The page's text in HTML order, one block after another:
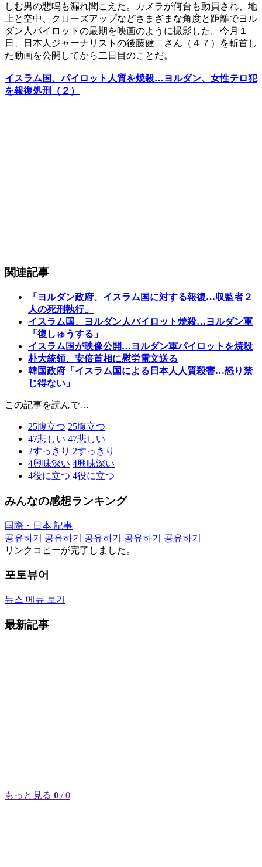
しむ男の悲鳴も漏れ聞こえた。カメラが何台も動員され、地
上と空中、クローズアップなどさまざまな角度と距離でヨル
ダン人パイロットの最期を映画のように撮影した。今月１
日、日本人ジャーナリストの後藤健二さん（４７）を斬首し
た動画を公開してから二日目のことだ。
イスラム国、パイロット人質を焼殺…ヨルダン、女性テロ犯
を報復処刑（２）
関連記事
「ヨルダン政府、イスラム国に対する報復…収監者２
人の死刑執行」
イスラム国、ヨルダン人パイロット焼殺…ヨルダン軍
「復しゅうする」
イスラム国が映像公開…ヨルダン軍パイロットを焼殺
朴大統領、安倍首相に慰労電文送る
韓国政府「イスラム国による日本人人質殺害…怒り禁
じ得ない」
この記事を読んで…
25腹立つ 25腹立つ
47悲しい 47悲しい
2すっきり 2すっきり
4興味深い 4興味深い
4役に立つ 4役に立つ
みんなの感想ランキング
国際・日本 記事
공유하기
공유하기 공유하기 공유하기
공유하기
リンクコピーが完了しました。
포토뷰어
뉴스 메뉴 보기
最新記事
もっと見る 0 / 0